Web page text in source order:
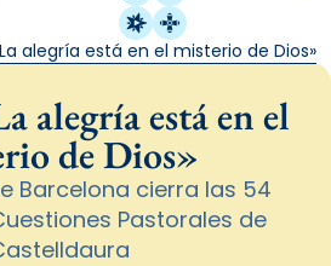
Radio Estel
Catalunya
alegría está en el misterio de Dios»
alegría está en el
de Dios»
Barcelona cierra las 54
Pastorales de